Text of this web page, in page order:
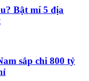
Bật mí 5 địa
sắp chi 800 tỷ